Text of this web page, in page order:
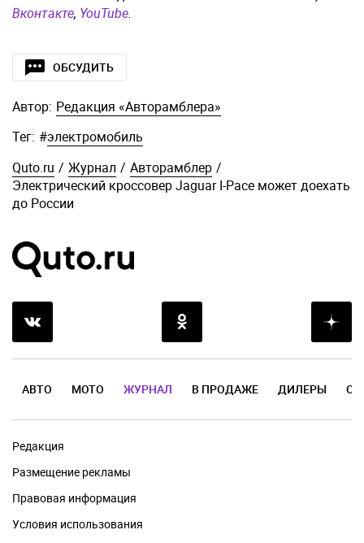
Вконтакте, YouTube.
ОБСУДИТЬ
Автор: Редакция «Авторамблера»
Тег: #электромобиль
Quto.ru / Журнал / Авторамблер /
Электрический кроссовер Jaguar I-Pace может доехать
до России
АВТО МОТО ЖУРНАЛ В ПРОДАЖЕ ДИЛЕРЫ
Редакция
Размещение рекламы
Правовая информация
Условия использования